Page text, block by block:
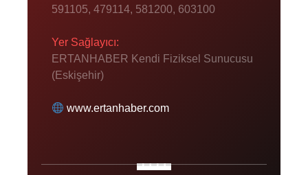
591105, 479114, 581200, 603100
Yer Sağlayıcı:
ERTANHABER Kendi Fiziksel Sunucusu
(Eskişehir)
www.ertanhaber.com